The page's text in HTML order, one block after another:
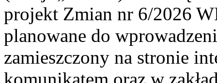
projekt Zmian nr 6/2026
planowane do
zamieszczony na stronie